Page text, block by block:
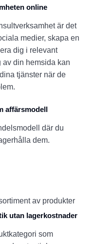
online
är det
medier, skapa en
dig i relevant
av din hemsida kan
tjänster när de
affärsmodell
där du
dem.
av produkter
utan lagerkostnader
som